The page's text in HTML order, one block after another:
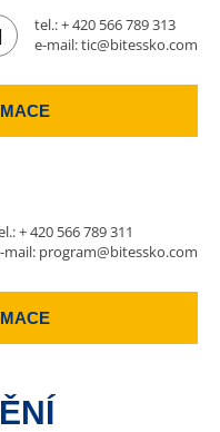
tel.:+ 420 566 789 313
e-mail:tic@bitessko.com
+ 420 566 789 311
mail: program@bitessko.com